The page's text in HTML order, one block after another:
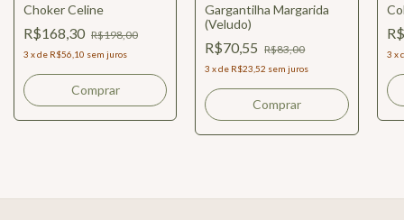
Choker Celine
R$168,30 R$198,00
3 xde R$56,10 sem juros
Comprar
Gargantilha Margarida
(Veludo)
R$70,55 R$83,00
3 xde R$23,52 sem juros
Comprar
3 x